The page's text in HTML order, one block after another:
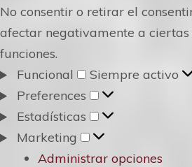
No consentir o retirar el
afectar negativamente a
funciones.
Funcional
Funcional
Siempre activo
Preferences
Preferences
Estadísticas
Estadísticas
Marketing
Marketing
Administrar opciones